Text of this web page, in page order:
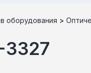
оборудования >
3327